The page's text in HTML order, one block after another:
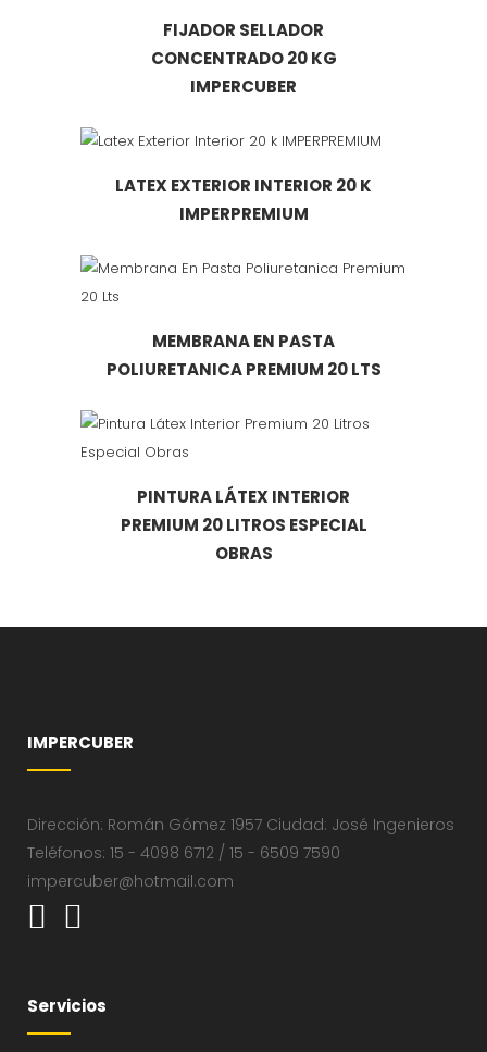
FIJADOR SELLADOR
CONCENTRADO 20 KG
IMPERCUBER
LATEX EXTERIOR INTERIOR 20 K
IMPERPREMIUM
MEMBRANA EN PASTA
POLIURETANICA PREMIUM 20 LTS
PINTURA LÁTEX INTERIOR
PREMIUM 20 LITROS ESPECIAL
OBRAS
IMPERCUBER
Dirección: Román Gómez 1957 Ciudad: José Ingenieros
Teléfonos: 15 - 4098 6712 / 15 - 6509 7590
impercuber@hotmail.com
Servicios